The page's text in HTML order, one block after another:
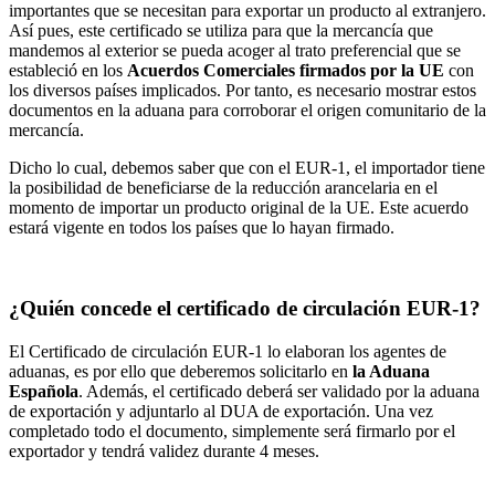
importantes que se necesitan para exportar un producto al extranjero.
Así pues, este certificado se utiliza para que la mercancía que
mandemos al exterior se pueda acoger al trato preferencial que se
estableció en los Acuerdos Comerciales firmados por la UE con
los diversos países implicados. Por tanto, es necesario mostrar estos
documentos en la aduana para corroborar el origen comunitario de la
mercancía.
Dicho lo cual, debemos saber que con el EUR-1, el importador tiene
la posibilidad de beneficiarse de la reducción arancelaria en el
momento de importar un producto original de la UE. Este acuerdo
estará vigente en todos los países que lo hayan firmado.
¿Quién concede el certificado de circulación EUR-1?
El Certificado de circulación EUR-1 lo elaboran los agentes de
aduanas, es por ello que deberemos solicitarlo en la Aduana
Española. Además, el certificado deberá ser validado por la aduana
de exportación y adjuntarlo al DUA de exportación. Una vez
completado todo el documento, simplemente será firmarlo por el
exportador y tendrá validez durante 4 meses.